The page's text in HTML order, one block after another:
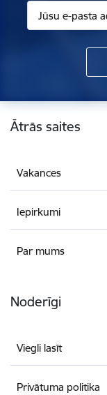
Kājene
Ātrās saites
Vakances
Iepirkumi
Par mums
Noderīgi
Viegli lasīt
Privātuma politika